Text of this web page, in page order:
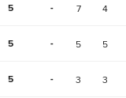
5 - 7 4
5 - 5 5
5 - 3 3